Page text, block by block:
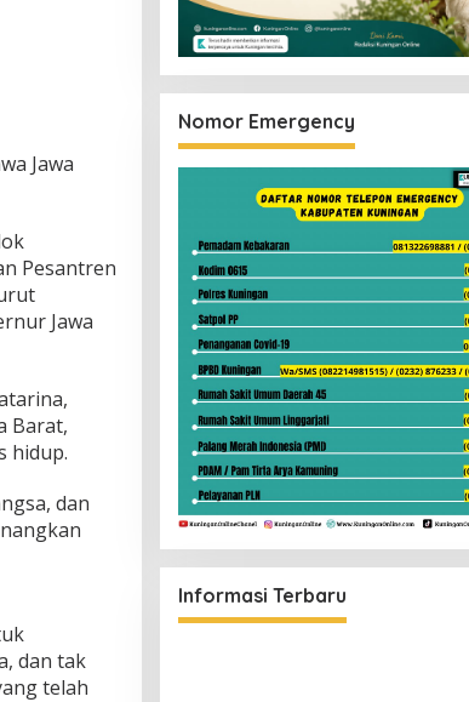
Jawa
Pesantren
Jawa
Barat,
hidup.
dan
dan tak
telah
Nomor Emergency
Informasi Terbaru